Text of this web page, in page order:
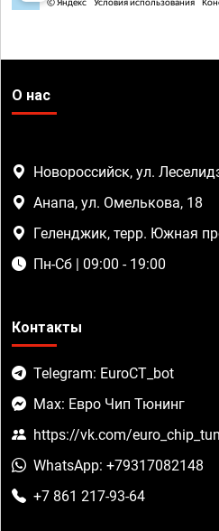
О нас
Новороссийск, ул.
Анапа, ул. Омелькова, 18
Геленджик, терр. Южная
Пн-Сб | 09:00 - 19:00
Контакты
Telegram: EuroCT_bot
Max: Евро Чип Тюнинг
https://vk.com/
WhatsApp: +79317082148
+7 861 217-93-64